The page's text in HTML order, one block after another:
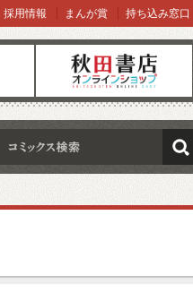
オンラインショップ
採用情報 まんが賞 持ち込み窓口
検索